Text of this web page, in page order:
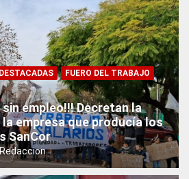
POR TELEGRAMA ? El insólito
Campana
DESTACADAS
FUERO DEL TRABAJO
empleo!!! Decretan la
la empresa que producía los
SanCor